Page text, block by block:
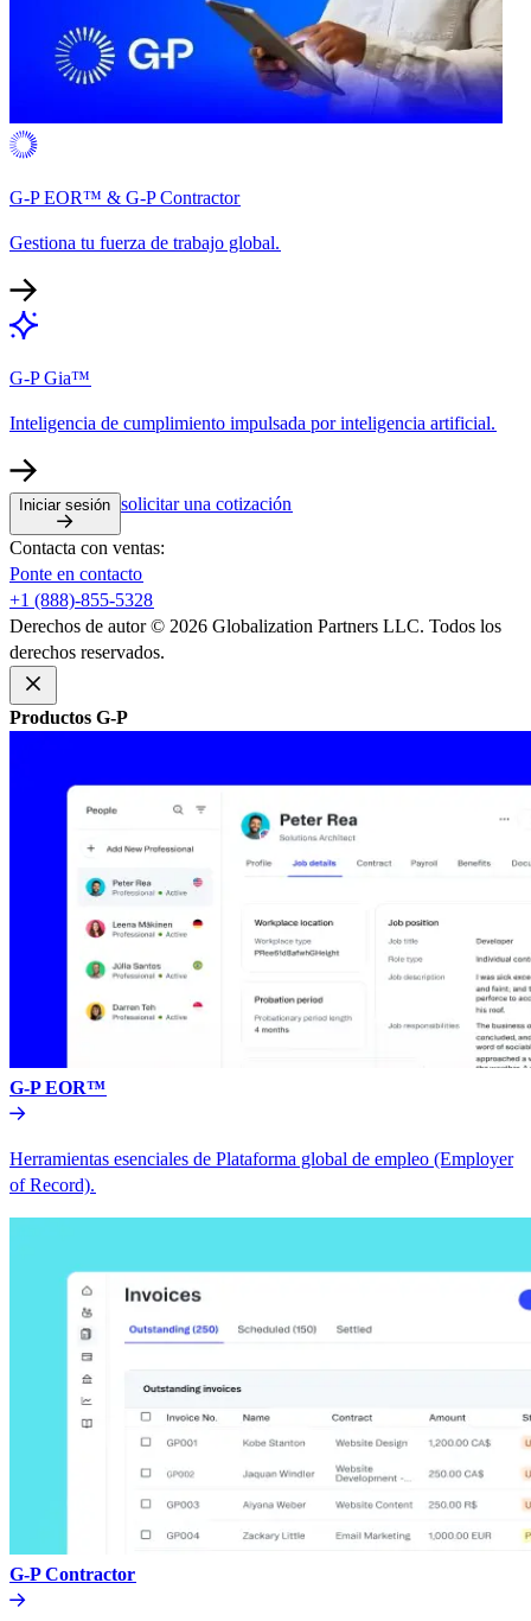
G-P EOR™ & G-P Contractor​​
Gestiona tu fuerza de trabajo global.​​
G-P Gia™​​
Inteligencia de cumplimiento impulsada por inteligencia artificial.​​
Iniciar sesión​​ solicitar una cotización​​
Contacta con ventas:​​
Ponte en contacto​​
+1 (888)-855-5328​​
Derechos de autor © 2026 Globalization Partners LLC. Todos los
derechos reservados.​​
Productos G-P​​
G-P EOR™​​
Herramientas esenciales de Plataforma global de empleo (Employer
of Record).​​
G-P Contractor​​